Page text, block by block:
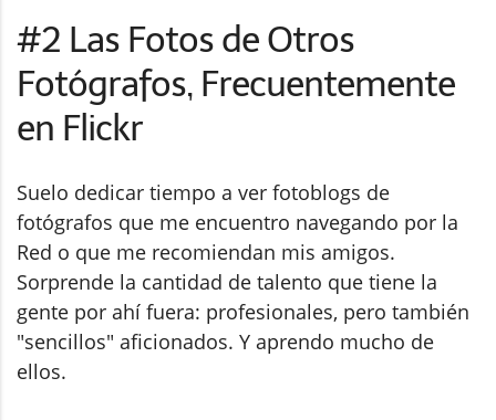
#2 Las Fotos de Otros
Fotógrafos, Frecuentemente
en Flickr
Suelo dedicar tiempo a ver fotoblogs de
fotógrafos que me encuentro navegando por la
Red o que me recomiendan mis amigos.
Sorprende la cantidad de talento que tiene la
gente por ahí fuera: profesionales, pero también
"sencillos" aficionados. Y aprendo mucho de
ellos.